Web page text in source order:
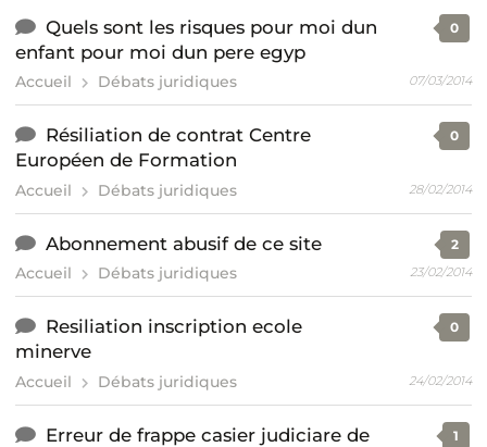
Quels sont les risques pour moi dun
enfant pour moi dun pere egyp
Accueil Débats juridiques
0
07/03/2014
Résiliation de contrat Centre
Européen de Formation
Accueil Débats juridiques
0
28/02/2014
Abonnement abusif de ce site
Accueil Débats juridiques
2
23/02/2014
Resiliation inscription ecole
minerve
Accueil Débats juridiques
0
24/02/2014
Erreur de frappe casier judiciare de
1